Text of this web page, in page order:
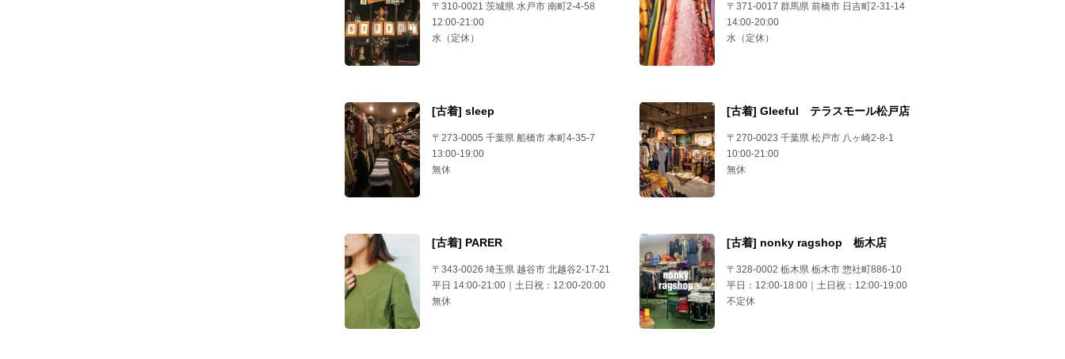
〒310-0021 茨城県 水戸市 南町2-4-58
12:00-21:00
水（定休）
〒371-0017 群馬県 前橋市 日吉町2-31-14
14:00-20:00
水（定休）
[古着] sleep
〒273-0005 千葉県 船橋市 本町4-35-7
13:00-19:00
無休
[古着] Gleeful テラスモール松戸店
〒270-0023 千葉県 松戸市 八ヶ崎2-8-1
10:00-21:00
無休
[古着] PARER
〒343-0026 埼玉県 越谷市 北越谷2-17-21
平日 14:00-21:00｜土日祝：12:00-20:00
無休
[古着] nonky ragshop 栃木店
〒328-0002 栃木県 栃木市 惣社町886-10
平日：12:00-18:00｜土日祝：12:00-19:00
不定休